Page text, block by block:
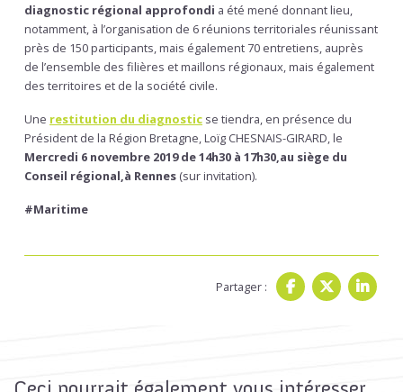
diagnostic régional approfondi a été mené donnant lieu,
notamment, à l’organisation de 6 réunions territoriales réunissant
près de 150 participants, mais également 70 entretiens, auprès
de l’ensemble des filières et maillons régionaux, mais également
des territoires et de la société civile.
Une restitution du diagnostic se tiendra, en présence du
Président de la Région Bretagne, Loïg CHESNAIS-GIRARD, le
Mercredi 6 novembre 2019 de 14h30 à 17h30,au siège du
Conseil régional,à Rennes (sur invitation).
#Maritime
Partager :